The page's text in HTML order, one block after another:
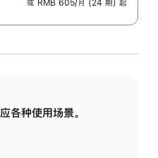
或 RMB 605/月 (24 期) 起
各种使用场景。